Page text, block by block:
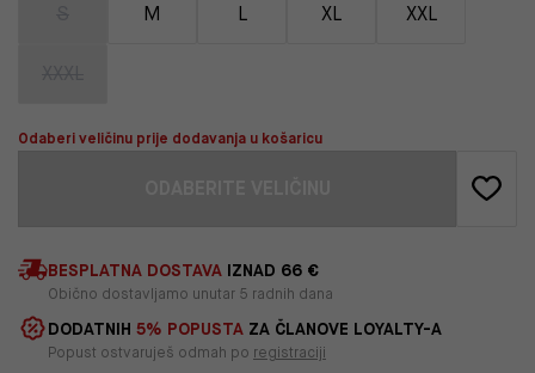
M L XL XXL
Odaberi veličinu prije dodavanja u košaricu
BESPLATNA DOSTAVA IZNAD 66 €
Obično dostavljamo unutar 5 radnih dana
DODATNIH 5% POPUSTA ZA ČLANOVE LOYALTY-A
Popust ostvaruješ odmah po registraciji